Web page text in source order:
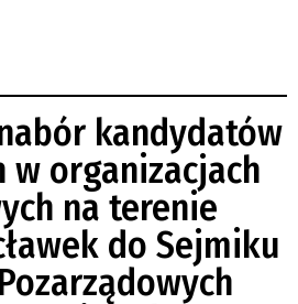
kandydatów
w organizacjach
na terenie
do Sejmiku